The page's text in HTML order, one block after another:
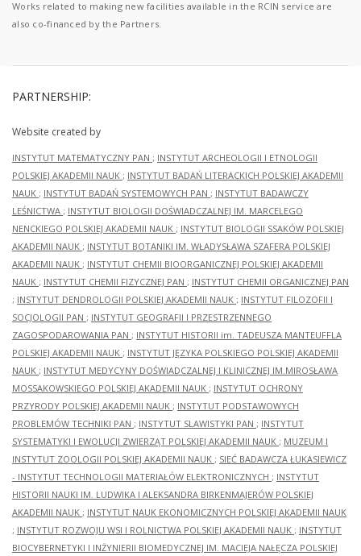
Works related to making new facilities available in the RCIN service are
also co-financed by the Partners.
PARTNERSHIP:
Website created by
INSTYTUT MATEMATYCZNY PAN ; INSTYTUT ARCHEOLOGII I ETNOLOGII
POLSKIEJ AKADEMII NAUK ; INSTYTUT BADAŃ LITERACKICH POLSKIEJ AKADEMII
NAUK ; INSTYTUT BADAŃ SYSTEMOWYCH PAN ; INSTYTUT BADAWCZY
LEŚNICTWA ; INSTYTUT BIOLOGII DOŚWIADCZALNEJ IM. MARCELEGO
NENCKIEGO POLSKIEJ AKADEMII NAUK ; INSTYTUT BIOLOGII SSAKÓW POLSKIEJ
AKADEMII NAUK ; INSTYTUT BOTANIKI IM. WŁADYSŁAWA SZAFERA POLSKIEJ
AKADEMII NAUK ; INSTYTUT CHEMII BIOORGANICZNEJ POLSKIEJ AKADEMII
NAUK ; INSTYTUT CHEMII FIZYCZNEJ PAN ; INSTYTUT CHEMII ORGANICZNEJ PAN
; INSTYTUT DENDROLOGII POLSKIEJ AKADEMII NAUK ; INSTYTUT FILOZOFII I
SOCJOLOGII PAN ; INSTYTUT GEOGRAFII I PRZESTRZENNEGO
ZAGOSPODAROWANIA PAN ; INSTYTUT HISTORII im. TADEUSZA MANTEUFFLA
POLSKIEJ AKADEMII NAUK ; INSTYTUT JĘZYKA POLSKIEGO POLSKIEJ AKADEMII
NAUK ; INSTYTUT MEDYCYNY DOŚWIADCZALNEJ I KLINICZNEJ IM.MIROSŁAWA
MOSSAKOWSKIEGO POLSKIEJ AKADEMII NAUK ; INSTYTUT OCHRONY
PRZYRODY POLSKIEJ AKADEMII NAUK ; INSTYTUT PODSTAWOWYCH
PROBLEMÓW TECHNIKI PAN ; INSTYTUT SLAWISTYKI PAN ; INSTYTUT
SYSTEMATYKI I EWOLUCJI ZWIERZĄT POLSKIEJ AKADEMII NAUK ; MUZEUM I
INSTYTUT ZOOLOGII POLSKIEJ AKADEMII NAUK ; SIEĆ BADAWCZA ŁUKASIEWICZ
- INSTYTUT TECHNOLOGII MATERIAŁÓW ELEKTRONICZNYCH ; INSTYTUT
HISTORII NAUKI IM. LUDWIKA I ALEKSANDRA BIRKENMAJERÓW POLSKIEJ
AKADEMII NAUK ; INSTYTUT NAUK EKONOMICZNYCH POLSKIEJ AKADEMII NAUK
; INSTYTUT ROZWOJU WSI I ROLNICTWA POLSKIEJ AKADEMII NAUK ; INSTYTUT
BIOCYBERNETYKI I INŻYNIERII BIOMEDYCZNEJ IM. MACIEJA NAŁĘCZA POLSKIEJ